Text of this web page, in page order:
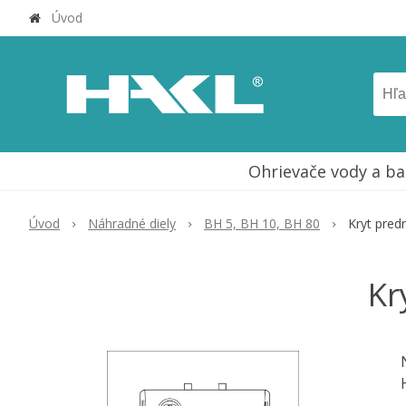
Úvod
Ohrievače vody a
Úvod Náhradné diely BH 5, BH 10, BH 80 Kryt